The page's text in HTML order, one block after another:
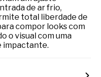
de ar frio,
total liberdade de
compor looks com
o visual com uma
impactante.